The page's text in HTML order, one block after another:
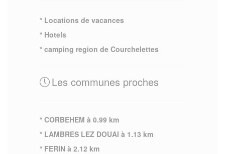
* Locations de vacances
* Hotels
* camping region de Courchelettes
Les communes proches
* CORBEHEM à 0.99 km
* LAMBRES LEZ DOUAI à 1.13 km
* FERIN à 2.12 km